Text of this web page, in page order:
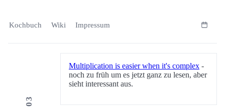
Kochbuch Wiki Impressum
Multiplication is easier when it's complex -
noch zu früh um es jetzt ganz zu lesen, aber
sieht interessant aus.